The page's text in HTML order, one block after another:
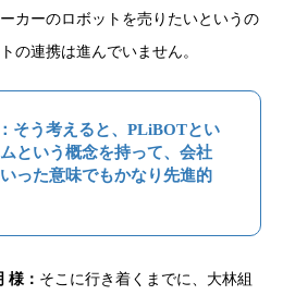
カーのロボットを売りたいというの
の連携は進んでいません。
そう考えると、PLiBOTとい
という概念を持って、会社
った意味でもかなり先進的
： そこに行き着くまでに、大林組